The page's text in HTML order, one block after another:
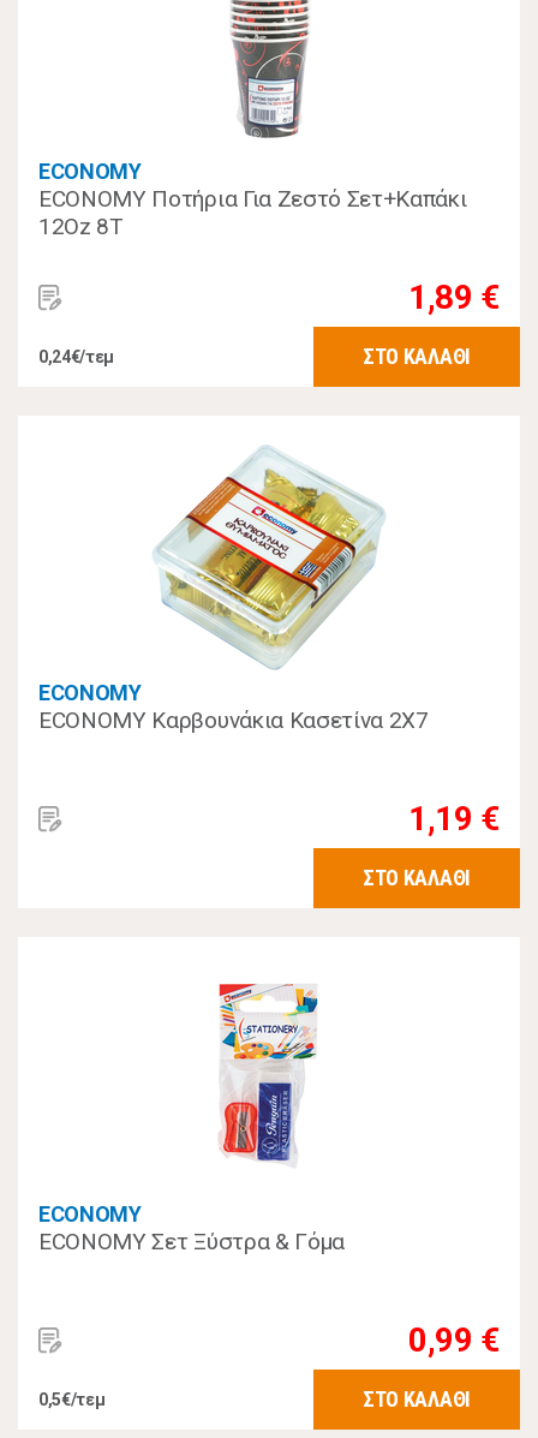
ECONOMY
ECONOMY Ποτήρια Για Ζεστό Σετ+Καπάκι
12Oz 8Τ
1,89 €
0,24€/τεμ ΣΤΟ ΚΑΛΑΘΙ
ECONOMY
ECONOMY Καρβουνάκια Κασετίνα 2Χ7
1,19 €
ΣΤΟ ΚΑΛΑΘΙ
ECONOMY
ECONOMY Σετ Ξύστρα & Γόμα
0,99 €
0,5€/τεμ ΣΤΟ ΚΑΛΑΘΙ